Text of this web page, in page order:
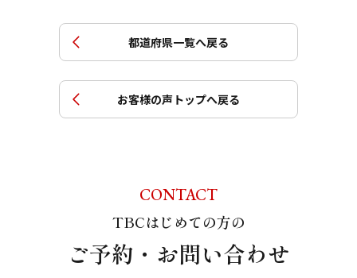
都道府県一覧へ戻る
お客様の声トップへ戻る
CONTACT
TBCはじめての方の
ご予約・お問い合わせ